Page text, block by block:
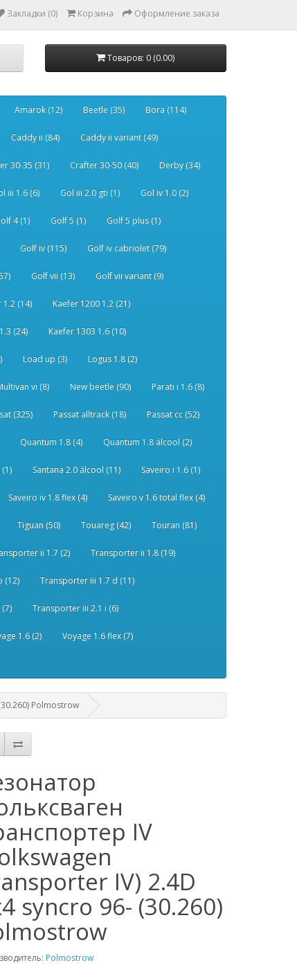
Закладки (0) Корзина Оформление заказа
Товаров: 0 (0.00)
Amarok (12) Beetle (35) Bora (114)
Caddy ii (84) Caddy ii variant (49)
30-35 (31) Crafter 30-50 (40) Derby (34)
iii 1.6 (6) Gol iii 2.0 gti (1) Gol iv 1.0 (2)
4 (1) Golf 5 (1) Golf 5 plus (1)
Golf iv (115) Golf iv cabriolet (79)
Golf vii (13) Golf vii variant (9)
1.2 (14) Kaefer 1200 1.2 (21)
(24) Kaefer 1303 1.6 (10)
Load up (3) Logus 1.8 (2)
vi (8) New beetle (90) Parati i 1.6 (8)
(325) Passat alltrack (18) Passat cc (52)
Quantum 1.8 (4) Quantum 1.8 álcool (2)
Santana 2.0 álcool (11) Saveiro i 1.6 (1)
Saveiro iv 1.8 flex (4) Saveiro v 1.6 total flex (4)
Tiguan (50) Touareg (42) Touran (81)
ii 1.7 (2) Transporter ii 1.8 (19)
(12) Transporter iii 1.7 d (11)
Transporter iii 2.1 i (6)
1.6 (2) Voyage 1.6 flex (7)
Polmostrow
IV
IV) 2.4D
syncro 96- (30.260)
Polmostrow